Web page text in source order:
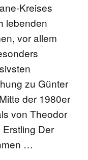
Kreises
lebenden
vor allem
zu Günter
der 1980er
von Theodor
Der
…